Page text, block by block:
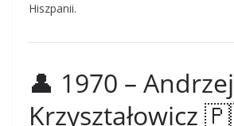
Hiszpanii.
👤 1970 – Andrzej
Krzyształowicz